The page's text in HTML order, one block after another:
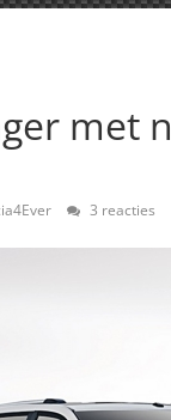
met
3 reacties